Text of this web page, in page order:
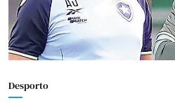
Desporto